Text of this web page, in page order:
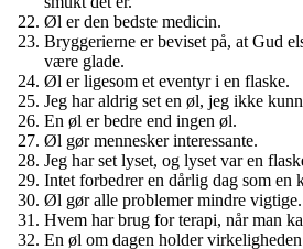
Øl er den bedste medicin.
Bryggerierne er beviset på, at Gud
være glade.
Øl er ligesom et eventyr i en flaske.
Jeg har aldrig set en øl, jeg ikke
En øl er bedre end ingen øl.
Øl gør mennesker interessante.
Jeg har set lyset, og lyset var en
Intet forbedrer en dårlig dag som en
Øl gør alle problemer mindre vigtige.
Hvem har brug for terapi, når man
En øl om dagen holder